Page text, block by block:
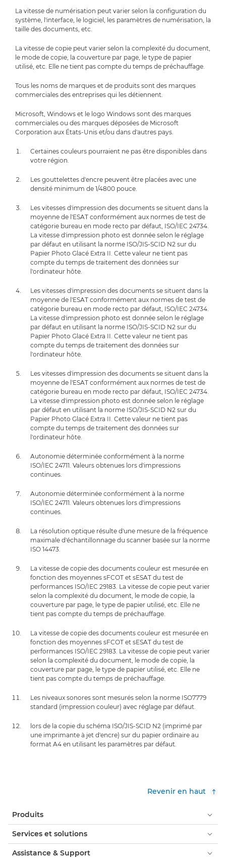
La vitesse de numérisation peut varier selon la configuration du
système, l'interface, le logiciel, les paramètres de numérisation, la
taille des documents, etc.
La vitesse de copie peut varier selon la complexité du document,
le mode de copie, la couverture par page, le type de papier
utilisé, etc. Elle ne tient pas compte du temps de préchauffage.
Tous les noms de marques et de produits sont des marques
commerciales des entreprises qui les détiennent.
Microsoft, Windows et le logo Windows sont des marques
commerciales ou des marques déposées de Microsoft
Corporation aux États-Unis et/ou dans d'autres pays.
Certaines couleurs pourraient ne pas être disponibles dans
votre région.
Les gouttelettes d'encre peuvent être placées avec une
densité minimum de 1/4800 pouce.
Les vitesses d'impression des documents se situent dans la
moyenne de l'ESAT conformément aux normes de test de
catégorie bureau en mode recto par défaut, ISO/IEC 24734.
La vitesse d'impression photo est donnée selon le réglage
par défaut en utilisant la norme ISO/JIS-SCID N2 sur du
Papier Photo Glacé Extra II. Cette valeur ne tient pas
compte du temps de traitement des données sur
l'ordinateur hôte.
Les vitesses d'impression des documents se situent dans la
moyenne de l'ESAT conformément aux normes de test de
catégorie bureau en mode recto par défaut, ISO/IEC 24734.
La vitesse d'impression photo est donnée selon le réglage
par défaut en utilisant la norme ISO/JIS-SCID N2 sur du
Papier Photo Glacé Extra II. Cette valeur ne tient pas
compte du temps de traitement des données sur
l'ordinateur hôte.
Les vitesses d'impression des documents se situent dans la
moyenne de l'ESAT conformément aux normes de test de
catégorie bureau en mode recto par défaut, ISO/IEC 24734.
La vitesse d'impression photo est donnée selon le réglage
par défaut en utilisant la norme ISO/JIS-SCID N2 sur du
Papier Photo Glacé Extra II. Cette valeur ne tient pas
compte du temps de traitement des données sur
l'ordinateur hôte.
Autonomie déterminée conformément à la norme
ISO/IEC 24711. Valeurs obtenues lors d'impressions
continues.
Autonomie déterminée conformément à la norme
ISO/IEC 24711. Valeurs obtenues lors d'impressions
continues.
La résolution optique résulte d'une mesure de la fréquence
maximale d'échantillonnage du scanner basée sur la norme
ISO 14473.
La vitesse de copie des documents couleur est mesurée en
fonction des moyennes sFCOT et sESAT du test de
performances ISO/IEC 29183. La vitesse de copie peut varier
selon la complexité du document, le mode de copie, la
couverture par page, le type de papier utilisé, etc. Elle ne
tient pas compte du temps de préchauffage.
La vitesse de copie des documents couleur est mesurée en
fonction des moyennes sFCOT et sESAT du test de
performances ISO/IEC 29183. La vitesse de copie peut varier
selon la complexité du document, le mode de copie, la
couverture par page, le type de papier utilisé, etc. Elle ne
tient pas compte du temps de préchauffage.
Les niveaux sonores sont mesurés selon la norme ISO7779
standard (impression couleur) avec réglage par défaut.
lors de la copie du schéma ISO/JIS-SCID N2 (imprimé par
une imprimante à jet d'encre) sur du papier ordinaire au
format A4 en utilisant les paramètres par défaut.
Revenir en haut
Produits
Services et solutions
Assistance & Support